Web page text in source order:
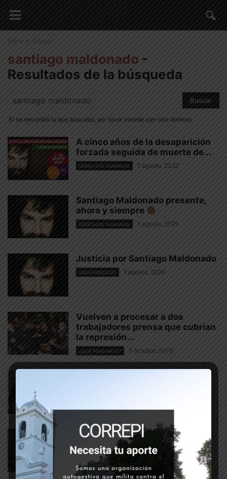
Inicio Buscar
santiago maldonado -
Resultados de la búsqueda
Si no encontró lo que buscaba, por favor intente con otro término
A cinco años de la desaparición
forzada seguida de muerte de...
DERECHOS HUMANOS 1 agosto, 2022
Santiago Maldonado presente,
ahora y siempre
DERECHOS HUMANOS 1 agosto, 2021
Justicia por Santiago Maldonado
DESAPARECIDOS 1 agosto, 2020
Vuelven a procesar a dos
trabajadores prensa que cubrían
la represión...
¿QUÉ PENSAMOS? 7 octubre, 2019
Video del EMVyJ a un año de la
desaparición seguida de...
DESAPARECIDOS 1 agosto, 2018